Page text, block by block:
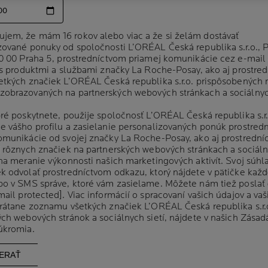
MASKARA
(0)
maskara pre extrémny
oličovanie Citlivé
KÚPIŤ ONLINE
PURE VITAMIN C
OČNÝ KRÉM
(0)
Dermatologická korekčná starostlivosť
Intenzívny krém proti vráskam Citlivá
pleť
že mám 16 rokov alebo viac a že si želám dostávať
ponuky od spoločnosti L’ORÉAL Česká republika s.r.o.,
00 Praha 5, prostredníctvom priamej komunikácie cez e-mail
produktmi a službami značky La Roche-Posay, ako aj
značiek L’ORÉAL Česká republika s.r.o. prispôsobených
na partnerských webových stránkach a
poskytnete, použije spoločnosť L’ORÉAL Česká republika
vášho profilu a zasielanie personalizovaných ponúk
od svojej značky La Roche-Posay, ako aj
značiek na partnerských webových stránkach a
meranie výkonnosti našich marketingových aktivít. Svoj
odvolať prostredníctvom odkazu, ktorý nájdete v pätičke
v SMS správe, ktoré vám zasielame. Môžete nám tiež
protected] . Viac informácií o spracovaní vašich údajov a
zoznamu všetkých značiek L’ORÉAL Česká republika
webových stránok a sociálnych sietí, nájdete v našich
.
že mám 16 rokov alebo viac a že si želám dostávať
ponuky od spoločnosti L’ORÉAL Česká republika s.r.o.,
00 Praha 5, prostredníctvom priamej komunikácie cez e-mail
produktmi a službami značky La Roche-Posay, ako aj
značiek L’ORÉAL Česká republika s.r.o. prispôsobených
na partnerských webových stránkach a
poskytnete, použije spoločnosť L’ORÉAL Česká republika
vášho profilu a zasielanie personalizovaných ponúk
od svojej značky La Roche-Posay, ako aj
značiek na partnerských webových stránkach a
meranie výkonnosti našich marketingových aktivít. Svoj
odvolať prostredníctvom odkazu, ktorý nájdete v pätičke
v SMS správe, ktoré vám zasielame. Môžete nám tiež
protected] . Viac informácií o spracovaní vašich údajov a
zoznamu všetkých značiek L’ORÉAL Česká republika
webových stránok a sociálnych sietí, nájdete v našich
.